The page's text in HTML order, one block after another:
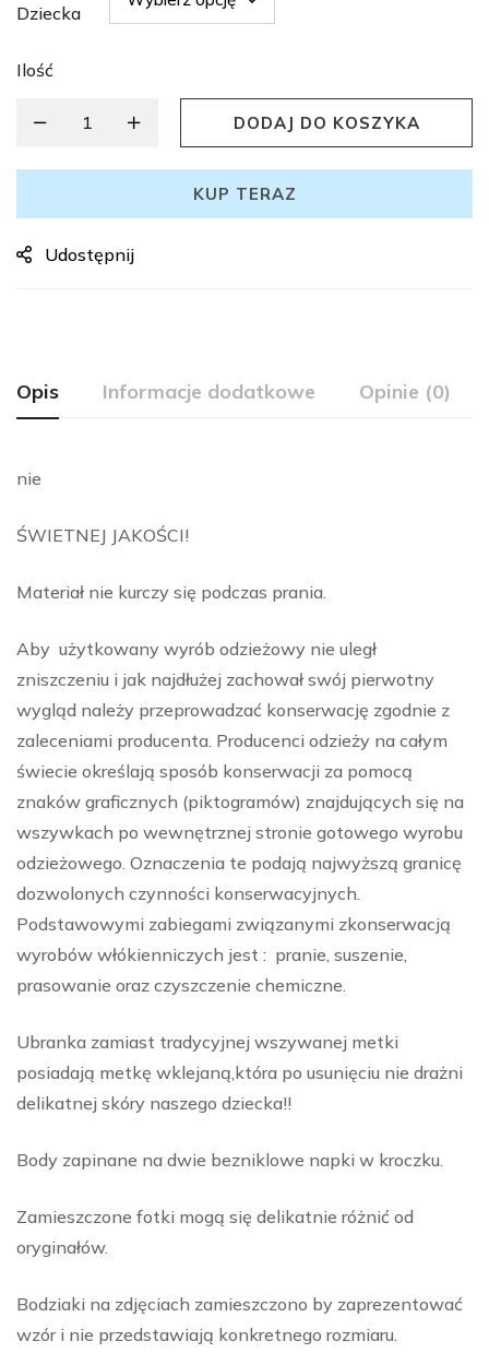
Dziecka
Ilość
DODAJ DO KOSZYKA
KUP TERAZ
Udostępnij
Opis Informacje dodatkowe Opinie (0)
nie
ŚWIETNEJ JAKOŚCI!
Materiał nie kurczy się podczas prania.
Aby użytkowany wyrób odzieżowy nie uległ
zniszczeniu i jak najdłużej zachował swój pierwotny
wygląd należy przeprowadzać konserwację zgodnie z
zaleceniami producenta. Producenci odzieży na całym
świecie określają sposób konserwacji za pomocą
znaków graficznych (piktogramów) znajdujących się na
wszywkach po wewnętrznej stronie gotowego wyrobu
odzieżowego. Oznaczenia te podają najwyższą granicę
dozwolonych czynności konserwacyjnych.
Podstawowymi zabiegami związanymi zkonserwacją
wyrobów włókienniczych jest : pranie, suszenie,
prasowanie oraz czyszczenie chemiczne.
Ubranka zamiast tradycyjnej wszywanej metki
posiadają metkę wklejaną,która po usunięciu nie drażni
delikatnej skóry naszego dziecka!!
Body zapinane na dwie bezniklowe napki w kroczku.
Zamieszczone fotki mogą się delikatnie różnić od
oryginałów.
Bodziaki na zdjęciach zamieszczono by zaprezentować
wzór i nie przedstawiają konkretnego rozmiaru.